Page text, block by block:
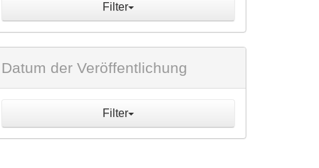
Filter
Datum der Veröffentlichung
Filter